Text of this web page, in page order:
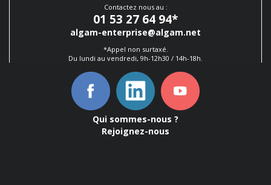
Contactez nous au :
01 53 27 64 94*
algam-enterprise@algam.net
*Appel non surtaxé.
Du lundi au vendredi, 9h-12h30 / 14h-18h.
Qui sommes-nous ?
Rejoignez-nous